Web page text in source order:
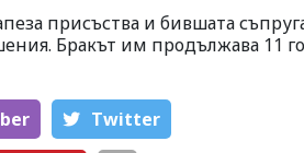
присъства и бившата
Бракът им продължава 11
Тwitter